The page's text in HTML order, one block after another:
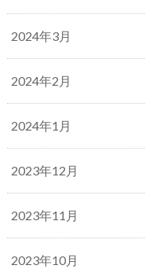
2024年3月
2024年2月
2024年1月
2023年12月
2023年11月
2023年10月